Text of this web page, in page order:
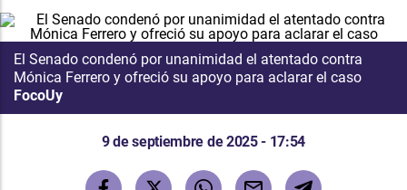
El Senado condenó por unanimidad el atentado contra
Mónica Ferrero y ofreció su apoyo para aclarar el caso
FocoUy
9 de septiembre de 2025 - 17:54